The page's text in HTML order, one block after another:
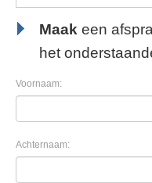
Maak een
het
Voornaam:
Achternaam: